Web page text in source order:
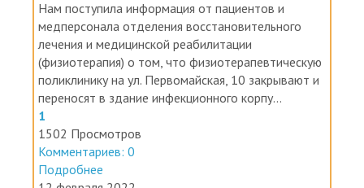
медперсонала отделения восстановительного
лечения и медицинской реабилитации
(физиотерапия) о том, что физиотерапевтическую
поликлинику на ул. Первомайская, 10 закрывают и
переносят в здание инфекционного корпу...
1
1502 Просмотров
Комментариев: 0
Подробнее
12 февраля 2022